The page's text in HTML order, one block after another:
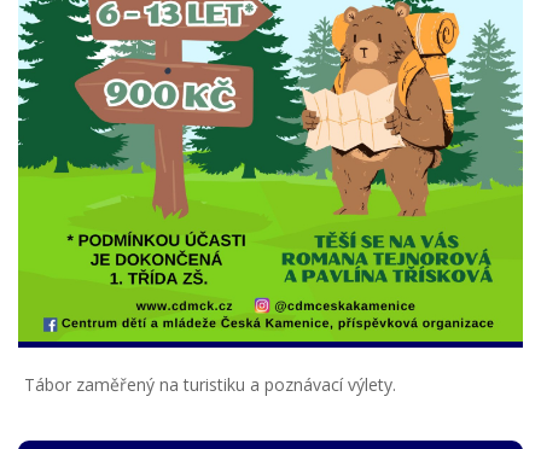
Tábor zaměřený na turistiku a poznávací výlety.